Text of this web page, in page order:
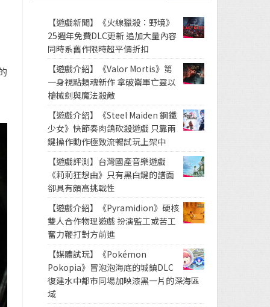
【遊戲新聞】《火線獵殺：野境》
25週年免費DLC更新 追加大量內容
同時系舊作限時超平價折扣
【遊戲介紹】《Valor Mortis》第
一身視點類魂新作 拿破崙軍亡靈以
槍械劍與魔法殺敵
【遊戲介紹】《Steel Maiden 鋼鐵
少女》快節奏肉鴿砍殺遊戲 只靠兩
鍵操作動作極致流暢試玩上架中
【遊戲評測】台灣國產音樂遊戲
《莉莉狂想曲》只有黑白鍵的譜面
卻具有頗高挑戰性
【遊戲介紹】《Pyramidion》硬核
雙人合作物理遊戲 扮演監工或苦工
奮力鞭打對方前進
【媒體試玩】《Pokémon
Pokopia》冒泡泡海底的城鎮DLC
復建水中都市同場加映漆黑一片的深海區
域